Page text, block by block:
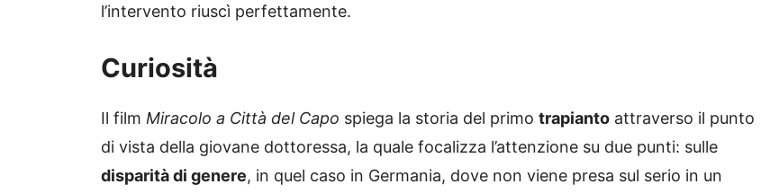
l’intervento riuscì perfettamente.
Curiosità
Il film Miracolo a Città del Capo spiega la storia del primo trapianto attraverso il punto
di vista della giovane dottoressa, la quale focalizza l’attenzione su due punti: sulle
disparità di genere, in quel caso in Germania, dove non viene presa sul serio in un